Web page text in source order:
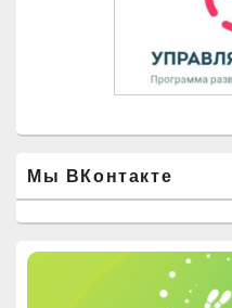
Мы ВКонтакте